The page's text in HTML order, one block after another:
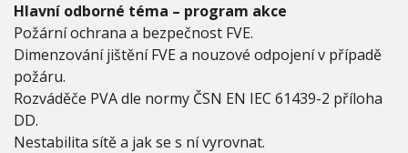
Hlavní odborné téma – program akce
Požární ochrana a bezpečnost FVE.
Dimenzování jištění FVE a nouzové odpojení v případě
požáru.
Rozváděče PVA dle normy ČSN EN IEC 61439-2 příloha
DD.
Nestabilita sítě a jak se s ní vyrovnat.